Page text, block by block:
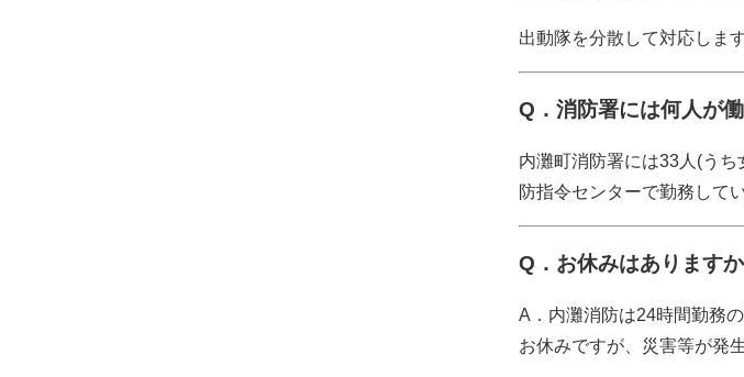
出動隊を分散して対応しま
Q．消防署には何人が
内灘町消防署には33人(う
防指令センターで勤務して
Q．お休みはあります
A．内灘消防は24時間勤務
お休みですが、災害等が発